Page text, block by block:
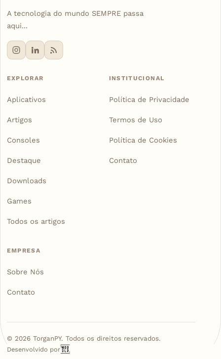
A tecnologia do mundo SEMPRE passa
aqui...
EXPLORAR
Aplicativos
Artigos
Consoles
Destaque
Downloads
Games
Todos os artigos
INSTITUCIONAL
Política de Privacidade
Termos de Uso
Política de Cookies
Contato
EMPRESA
Sobre Nós
Contato
© 2026TorganPY. Todos os direitos reservados.
Desenvolvido por